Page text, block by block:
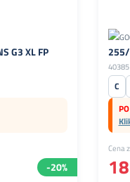
G3 XL FP
-20%
255/
C
Cena